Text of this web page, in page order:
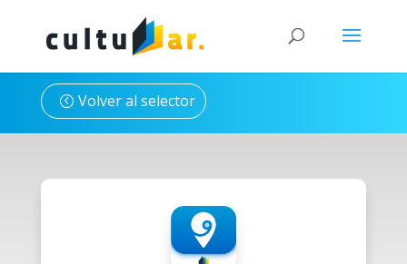
Volver al selector